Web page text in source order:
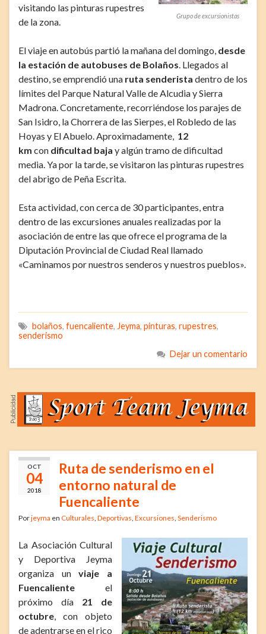
Grupo de excursionistas
visitando las pinturas rupestres
de la zona.
El viaje en autobús partió la mañana del domingo, desde
la estación de autobuses de Bolaños. Llegados al
destino, se emprendió una ruta senderista dentro de los
límites del Parque Natural Valle de Alcudia y Sierra
Madrona. Concretamente, recorriéndose los parajes de
San Isidro, la Chorrera de las Sierpes, el Robledo de las
Hoyas y El Abuelo. Aproximadamente, 12
km con dificultad baja y algún tramo de dificultad
media. Ya por la tarde, se visitaron las pinturas rupestres
del abrigo de Peña Escrita.
Esta actividad, con cerca de 30 participantes, entra
dentro de las excursiones anuales realizadas por la
asociación de entre las que ofrece el programa de la
Diputación Provincial de Ciudad Real llamado
«Caminamos por nuestros senderos y nuestros pueblos».
bolaños, fuencaliente, Jeyma, pinturas, rupestres,
senderismo
Dejar un comentario
OCT
04
2018
Ruta de senderismo en el
entorno natural de
Fuencaliente
Porjeyma en Culturales Deportivas Excursiones Senderismo
La Asociación Cultural
y Deportiva Jeyma
organiza unviaje a
Fuencaliente el
próximo día 21 de
octubre , con objeto
de adentrarse en el rico